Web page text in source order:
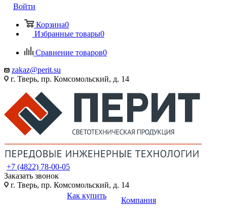
Войти
Корзина0
Избранные товары0
Сравнение товаров0
zakaz@perit.su
г. Тверь, пр. Комсомольский, д. 14
+7 (4822) 78-00-05
Заказать звонок
г. Тверь, пр. Комсомольский, д. 14
Как купить
Компания